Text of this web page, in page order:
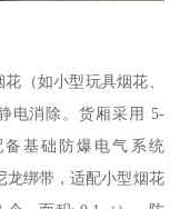
（如小型玩具烟花、
电消除。货厢采用 5-
基础防爆电气系统
龙绑带，适配小型烟花